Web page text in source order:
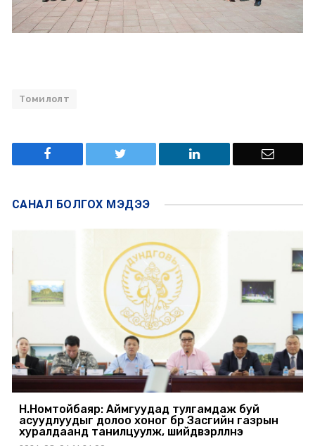
Томилолт
САНАЛ БОЛГОХ МЭДЭЭ
Н.Номтойбаяр: Аймгуудад тулгамдаж буй
асуудлуудыг долоо хоног бүр Засгийн газрын
хуралдаанд танилцуулж, шийдвэрлүүлнэ